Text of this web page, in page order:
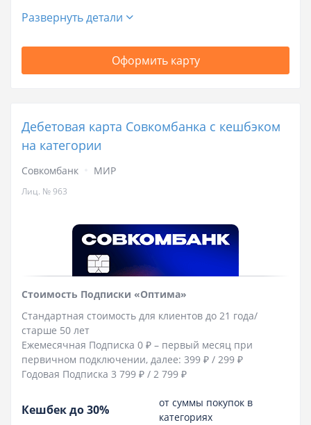
Развернуть детали
Оформить карту
Дебетовая карта Совкомбанка с кешбэком
на категории
Совкомбанк МИР
Лиц. № 963
Стоимость Подписки «Оптима»
Стандартная стоимость для клиентов до 21 года/
старше 50 лет
Ежемесячная Подписка 0 ₽ – первый месяц при
первичном подключении, далее: 399 ₽ / 299 ₽
Годовая Подписка 3 799 ₽ / 2 799 ₽
Кешбек до 30%
от суммы покупок в
категориях